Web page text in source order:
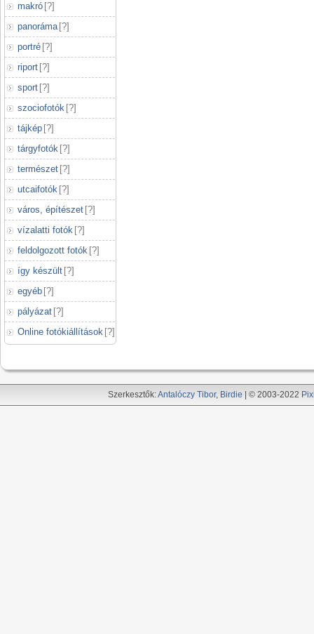
makró [?]
panoráma [?]
portré [?]
riport [?]
sport [?]
szociofotók [?]
tájkép [?]
tárgyfotók [?]
természet [?]
utcaifotók [?]
város, építészet [?]
vízalatti fotók [?]
feldolgozott fotók [?]
így készült [?]
egyéb [?]
pályázat [?]
Online fotókiállítások [?]
Szerkesztők:Antalóczy Tibor, Birdie | © 2003-2022